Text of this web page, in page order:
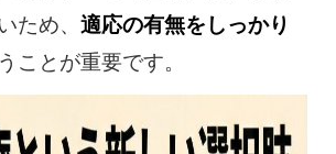
ため、 適応の有無をしっかり
ことが重要です。